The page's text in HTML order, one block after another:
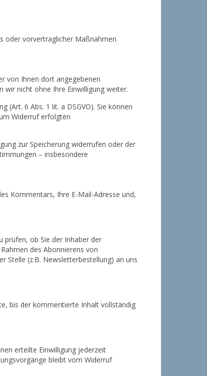
oder vorvertraglicher Maßnahmen
von Ihnen dort angegebenen
wir nicht ohne Ihre Einwilligung weiter.
6 Abs. 1 lit. a DSGVO). Sie können
Widerruf erfolgten
zur Speicherung widerrufen oder der
– insbesondere
Kommentars, Ihre E-Mail-Adresse und,
prüfen, ob Sie der Inhaber der
des Abonnierens von
Stelle (z.B. Newsletterbestellung) an uns
bis der kommentierte Inhalt vollständig
erteilte Einwilligung jederzeit
bleibt vom Widerruf